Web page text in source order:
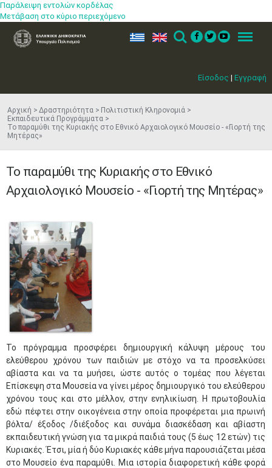
Παράλειψη εντολών κορδέλας
Μετάβαση στο κύριο περιεχόμενο
Είσοδος | Εγγραφή
ελ en Search Menu
Αρχική Δραστηριότητα
Πολιτιστική Κληρονομιά
Εκπαιδευτικά Προγράμματα
Το παραμύθι της Κυριακής στο Εθνικό Αρχαιολογικό Μουσείο - «Γιορτή της
Μητέρας»
Το παραμύθι της Κυριακής στο Εθνικό
Αρχαιολογικό Μουσείο - «Γιορτή της Μητέρας»
Το πρόγραμμα προσφέρει δημιουργική κάλυψη μέρους του
ελεύθερου χρόνου των παιδιών με στόχο να τα προσελκύσει
αβίαστα και να τα μυήσει, ώστε αυτός ο τομέας που λέγεται
Επίσκεψη στα Μουσεία να γίνει μέρος δημιουργικό του ελεύθερου
χρόνου τους και στο μέλλον, στην ενηλικίωση. Η πρωτοβουλία
εδώ πέφτει στην οικογένεια στην οποία προφέρεται μια πρωινή
βόλτα/ έξοδος /διέξοδος και συνάμα διασκέδαση και αβίαστη
εκπαιδευτική γνώση για τα μικρά παιδιά τους (5 έως 12 ετών) τις
Κυριακές. Έτσι, μία ή δύο Κυριακές κάθε μήνα παρουσιάζεται μέσα
στο Μουσείο ένα παραμύθι. Μια ιστορία διαφορετική κάθε φορά